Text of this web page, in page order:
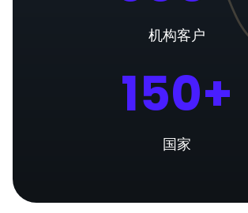
机构客户
150+
国家